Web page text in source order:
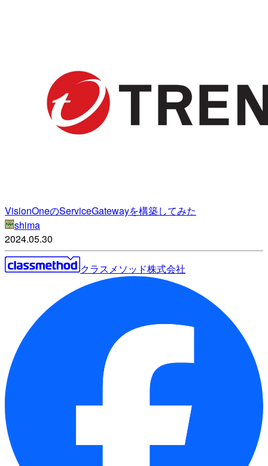
VisionOneのServiceGatewayを構築してみた
shima
2024.05.30
クラスメソッド株式会社